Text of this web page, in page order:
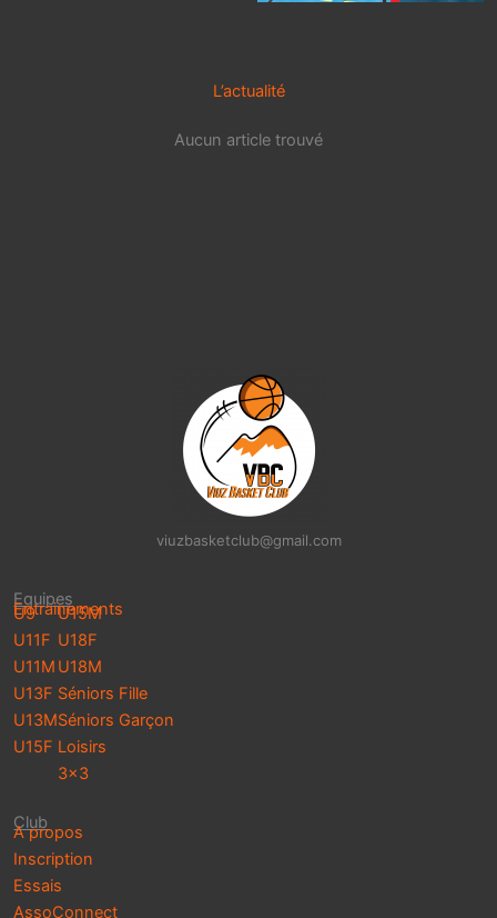
L’actualité
Aucun article trouvé
viuzbasketclub@gmail.com
Equipes
Entrainements
U9
U11F
U11M
U13F
U13M
U15F
U15M
U18F
U18M
Séniors Fille
Séniors Garçon
Loisirs
3×3
Club
A propos
Inscription
Essais
AssoConnect